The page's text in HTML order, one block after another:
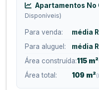
Apartamentos No
Disponíveis)
Para venda: média
Para aluguel: média
Área construída:115 m²
Área total: 109 m²